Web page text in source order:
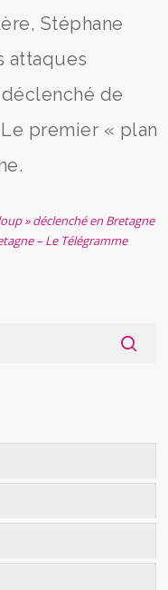
Stéphane
attaques
de
premier « plan
» déclenché en Bretagne
– Le Télégramme